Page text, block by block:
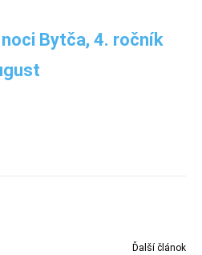
Bytča, 4. ročník
Ďalší článok